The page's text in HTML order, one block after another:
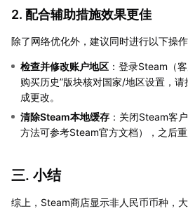
2. 配合辅助措施效果更佳
除了网络优化外，建议同时进行以下操
检查并修改账户地区 ：登录Steam（
购买历史”版块核对国家/地区设置，
成更改。
清除Steam本地缓存 ：关闭Steam客
方法可参考Steam官方文档），之后重
三. 小结
综上，Steam商店显示非人民币币种，